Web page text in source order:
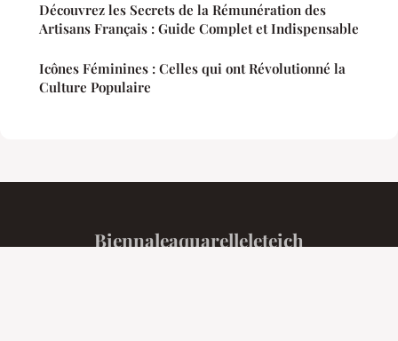
Découvrez les Secrets de la Rémunération des
Artisans Français : Guide Complet et Indispensable
Icônes Féminines : Celles qui ont Révolutionné la
Culture Populaire
Biennaleaquarelleleteich